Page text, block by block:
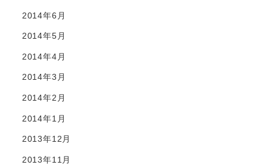
2014年6月
2014年5月
2014年4月
2014年3月
2014年2月
2014年1月
2013年12月
2013年11月